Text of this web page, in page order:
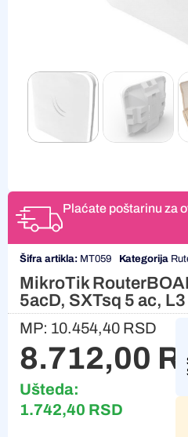
Plaćate poštarinu za
Šifra artikla: MT059 Kategorija
MikroTik
5acD, SXTsq 5 ac, L3
MP: 10.454,40 RSD
8.712,00
Ušteda:
1.742,40 RSD